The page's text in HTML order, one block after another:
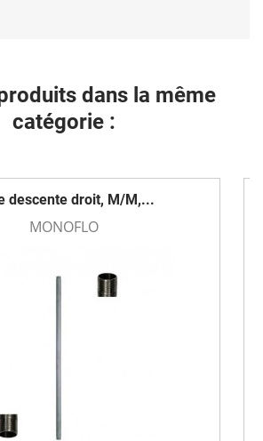
dans la même
catégorie :
descente droit, M/M,...
MONOFLO